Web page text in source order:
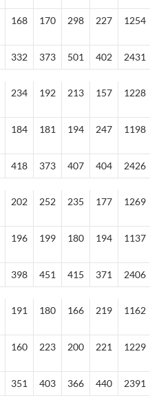
168 170 298 227 1254
332 373 501 402 2431
234 192 213 157 1228
184 181 194 247 1198
418 373 407 404 2426
202 252 235 177 1269
196 199 180 194 1137
398 451 415 371 2406
191 180 166 219 1162
160 223 200 221 1229
351 403 366 440 2391